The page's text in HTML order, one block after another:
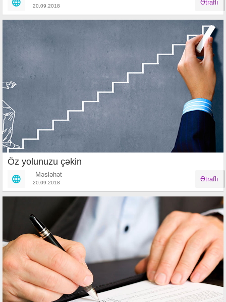
20.09.2018 Ətraflı
Öz yolunuzu çəkin
Məsləhət
20.09.2018 Ətraflı